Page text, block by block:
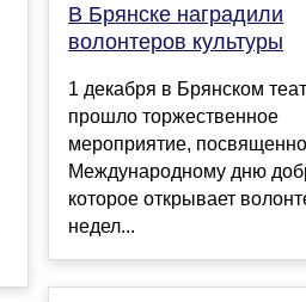
В Брянске наградили
волонтеров культуры
1 декабря в Брянском
прошло торжественное
мероприятие,
Международному дню
которое открывает
недел...